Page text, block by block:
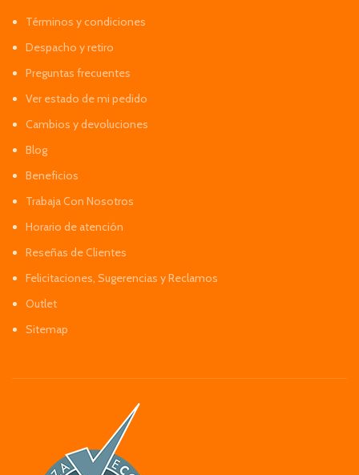
Términos y condiciones
Despacho y retiro
Preguntas frecuentes
Ver estado de mi pedido
Cambios y devoluciones
Blog
Beneficios
Trabaja Con Nosotros
Horario de atención
Reseñas de Clientes
Felicitaciones, Sugerencias y Reclamos
Outlet
Sitemap